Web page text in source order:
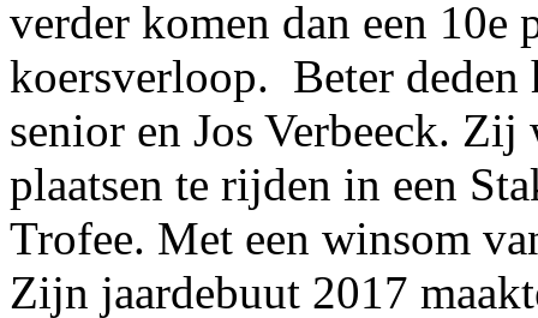
verder komen dan een 10e
koersverloop. Beter deden
senior en Jos Verbeeck. Zij
plaatsen te rijden in een
Trofee. Met een winsom
Zijn jaardebuut 2017